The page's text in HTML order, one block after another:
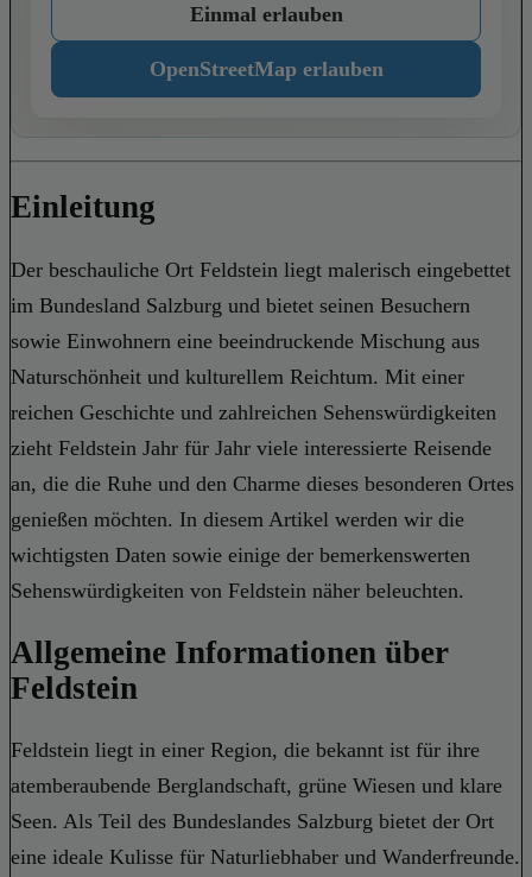
Einmal erlauben
OpenStreetMap erlauben
Einleitung
Der beschauliche Ort Feldstein liegt malerisch eingebettet
im Bundesland Salzburg und bietet seinen Besuchern
sowie Einwohnern eine beeindruckende Mischung aus
Naturschönheit und kulturellem Reichtum. Mit einer
reichen Geschichte und zahlreichen Sehenswürdigkeiten
zieht Feldstein Jahr für Jahr viele interessierte Reisende
an, die die Ruhe und den Charme dieses besonderen Ortes
genießen möchten. In diesem Artikel werden wir die
wichtigsten Daten sowie einige der bemerkenswerten
Sehenswürdigkeiten von Feldstein näher beleuchten.
Allgemeine Informationen über
Feldstein
Feldstein liegt in einer Region, die bekannt ist für ihre
atemberaubende Berglandschaft, grüne Wiesen und klare
Seen. Als Teil des Bundeslandes Salzburg bietet der Ort
eine ideale Kulisse für Naturliebhaber und Wanderfreunde.